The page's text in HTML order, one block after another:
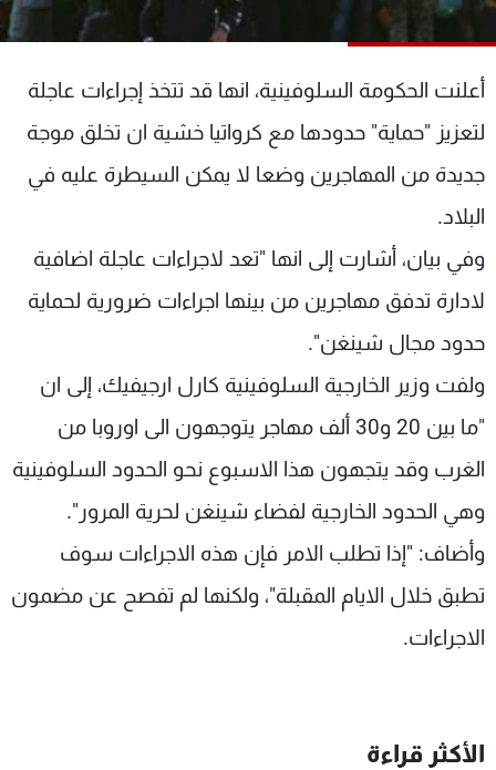
أعلنت الحكومة السلوفينية، انها قد تتخذ إجراءات عاجلة
لتعزيز "حماية" حدودها مع كرواتيا خشية ان تخلق موجة
جديدة من المهاجرين وضعا لا يمكن السيطرة عليه في
البلاد.
وفي بيان، أشارت إلى انها "تعد لاجراءات عاجلة اضافية
لادارة تدفق مهاجرين من بينها اجراءات ضرورية لحماية
حدود مجال شينغن".
ولفت وزير الخارجية السلوفينية كارل ارجيفيك، إلى ان
"ما بين 20 و30 ألف مهاجر يتوجهون الى اوروبا من
الغرب وقد يتجهون هذا الاسبوع نحو الحدود السلوفينية
وهي الحدود الخارجية لفضاء شينغن لحرية المرور".
وأضاف: "إذا تطلب الامر فإن هذه الاجراءات سوف
تطبق خلال الايام المقبلة"، ولكنها لم تفصح عن مضمون
الاجراءات.
الأكثر قراءة
شاهد البرامج
عن MTV
الإنـتـاج
لاعلاناتكم
وظائف
تواصل معنا
شروط الإسـتخدام